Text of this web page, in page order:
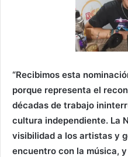
“Recibimos esta
porque representa el
décadas de trabajo
cultura independiente. La
visibilidad a los artistas y
encuentro con la música,